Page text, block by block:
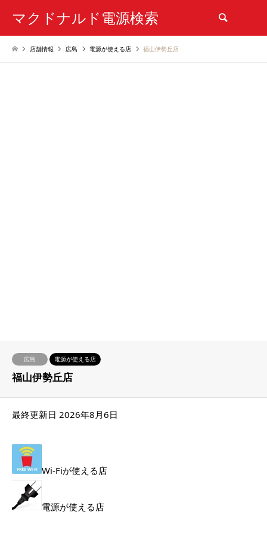
マクドナルド電源検索
店舗情報 広島 電源が使える店 福山伊勢丘店
広島 電源が使える店
福山伊勢丘店
最終更新日 2026年8月6日
Wi-Fiが使える店
電源が使える店